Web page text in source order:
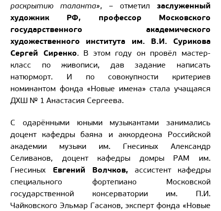
раскрытию таланта», – отметил заслуженный
художник РФ, профессор Московского
государственного академического
художественного института им. В.И. Сурикова
Сергей Сиренко. В этом году он провёл мастер-
класс по живописи, дав задание написать
натюрморт. И по совокупности критериев
номинантом фонда «Новые имена» стала учащаяся
ДХШ № 1 Анастасия Сергеева.
С одарёнными юными музыкантами занимались
доцент кафедры баяна и аккордеона Российской
академии музыки им. Гнесиных Александр
Селиванов, доцент кафедры домры РАМ им.
Гнесиных Евгений Волчков, ассистент кафедры
специального фортепиано Московской
государственной консерватории им. П.И.
Чайковского Эльмар Гасанов, эксперт фонда «Новые